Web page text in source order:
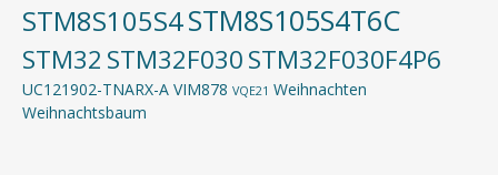
STM8S105S4STM8S105S4T6C
STM32 STM32F030STM32F030F4P6
UC121902-TNARX-A VIM878 VQE21 Weihnachten
Weihnachtsbaum